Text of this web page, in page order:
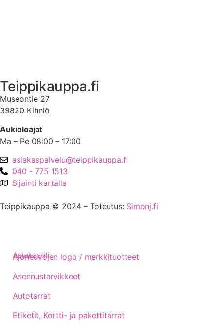
Teippikauppa.fi
Museontie 27
39820 Kihniö
Aukioloajat
Ma – Pe 08:00 – 17:00
asiakaspalvelu@teippikauppa.fi
040 - 775 1513
Sijainti kartalla
Teippikauppa © 2024 – Toteutus: Simonj.fi
Ajoneuvojen logo / merkkituotteet
Asennustarvikkeet
Autotarrat
Etiketit, Kortti- ja pakettitarrat
Asiakastili